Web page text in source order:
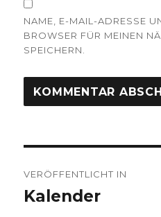
NAME, E-MAIL-ADRESSE
BROWSER FÜR MEINEN
SPEICHERN.
VERÖFFENTLICHT IN
Kalender